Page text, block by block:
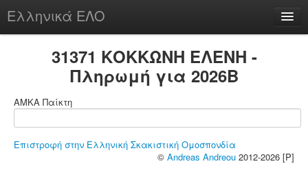
Ελληνικά ΕΛΟ
chesstu.be @ discord
31371 ΚΟΚΚΩΝΗ ΕΛΕΝΗ -
Πληρωμή για 2026B
ΑΜΚΑ Παίκτη
Επιστροφή στην Ελληνική Σκακιστική Ομοσπονδία
© Andreas Andreou 2012-2026 [P]